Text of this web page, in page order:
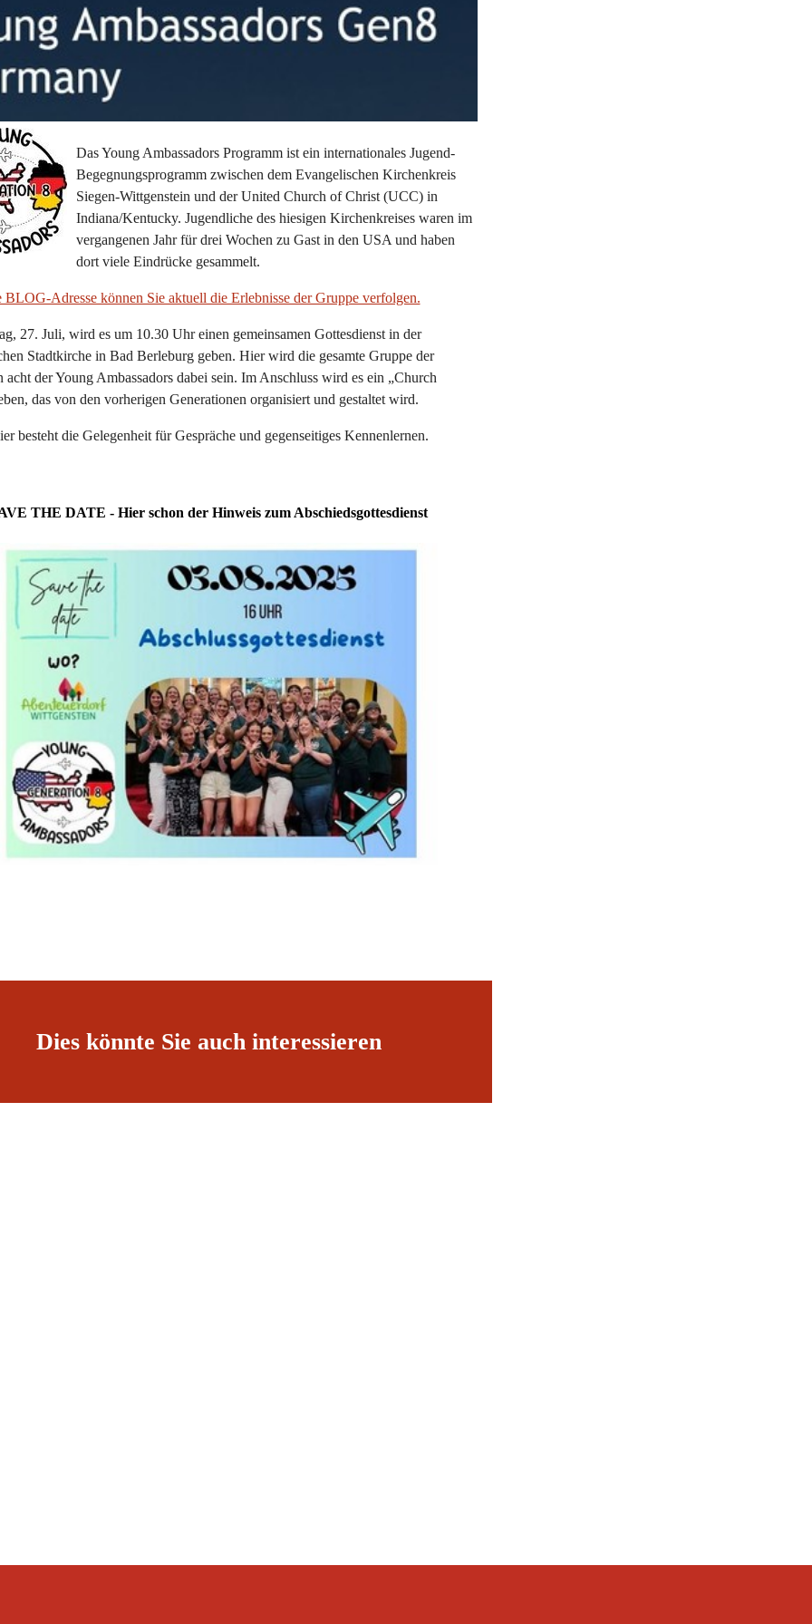
Das Young Ambassadors Programm ist ein internationales Jugend-
Begegnungsprogramm zwischen dem Evangelischen Kirchenkreis
Siegen-Wittgenstein und der United Church of Christ (UCC) in
Indiana/Kentucky. Jugendliche des hiesigen Kirchenkreises waren im
vergangenen Jahr für drei Wochen zu Gast in den USA und haben
dort viele Eindrücke gesammelt.
BLOG-Adresse können Sie aktuell die Erlebnisse der Gruppe verfolgen.
27. Juli, wird es um 10.30 Uhr einen gemeinsamen Gottesdienst in der
Stadtkirche in Bad Berleburg geben. Hier wird die gesamte Gruppe der
acht der Young Ambassadors dabei sein. Im Anschluss wird es ein „Church
das von den vorherigen Generationen organisiert und gestaltet wird.
besteht die Gelegenheit für Gespräche und gegenseitiges Kennenlernen.
THE DATE - Hier schon der Hinweis zum Abschiedsgottesdienst
Dies könnte Sie auch interessieren